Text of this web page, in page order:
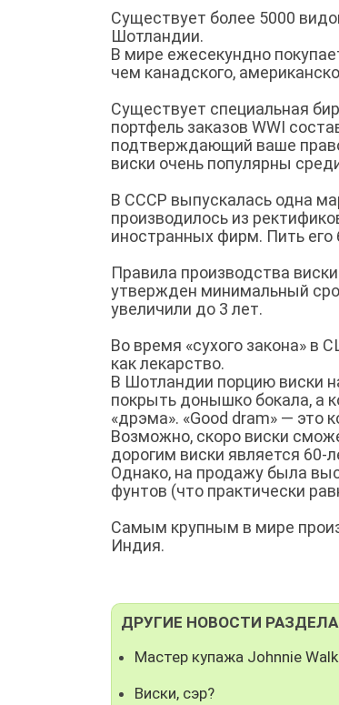
Существует более 5000
Шотландии.
В мире ежесекундно
чем канадского,
Существует специальная
портфель заказов WWI
подтверждающий ваше
виски очень популярны
В СССР выпускалась одна
производилось из
иностранных фирм. Пить
Правила производства
утвержден минимальный
увеличили до 3 лет.
Во время «сухого закона» в
как лекарство.
В Шотландии порцию виски
покрыть донышко бокала, а
«дрэма». «Good dram» — это
Возможно, скоро виски
дорогим виски является 60-
Однако, на продажу была
фунтов (что практически
Самым крупным в мире
Индия.
ДРУГИЕ НОВОСТИ
Мастер купажа Johnnie
Виски, сэр?